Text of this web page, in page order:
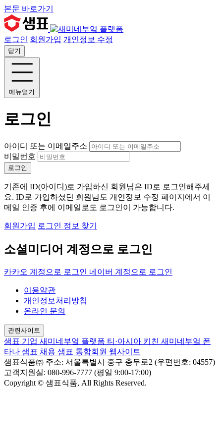
본문 바로가기
로그인 회원가입 개인정보 수정
닫기
메뉴열기
로그인
아이디 또는 이메일주소
비밀번호
로그인
기존에 ID(아이디)로 가입하신 회원님은 ID로 로그인해주세
요. ID로 가입하셨던 회원님도 개인정보 수정 페이지에서 이
메일 인증 후에 이메일로도 로그인이 가능합니다.
회원가입 로그인 정보 찾기
소셜미디어 계정으로 로그인
카카오 계정으로 로그인 네이버 계정으로 로그인
이용약관
개인정보처리방침
온라인 문의
관련사이트
샘표 기업 새미네부엌 플랫폼 티·아시아 키친 새미네부엌 폰
타나 샘표 채용 샘표 통합회원 웹사이트
샘표식품㈜ 주소: 서울특별시 중구 충무로2 (우편번호: 04557)
고객지원실: 080-996-7777 (평일 9:00-17:00)
Copyright © 샘표식품, All Rights Reserved.